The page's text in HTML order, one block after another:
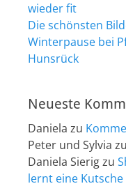
wieder fit
Die schönsten
Winterpause bei
Hunsrück
Neueste
Daniela zu
Peter und Sylvia zu
Daniela Sierigzu
lernt eine Kutsche